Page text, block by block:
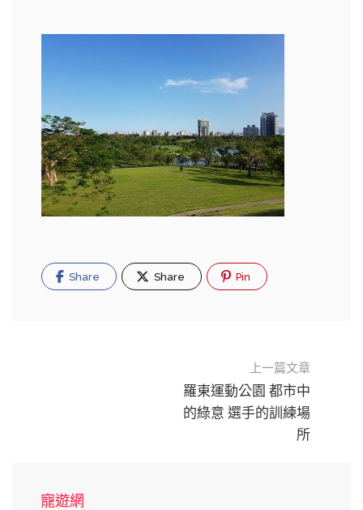
Share Share Pin
上一篇文章
羅東運動公園 都市中
的綠意 選手的訓練場
所
寵遊網